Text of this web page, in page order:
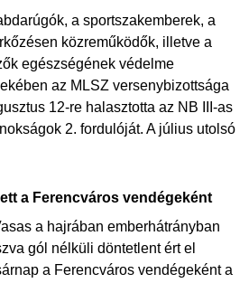
a sportszakemberek, a
közreműködők, illetve a
egészségének védelme
az MLSZ versenybizottsága
12-re halasztotta az NB III-as
2. fordulóját. A július utolsó
a Ferencváros vendégeként
a hajrában emberhátrányban
gól nélküli döntetlent ért el
a Ferencváros vendégeként a